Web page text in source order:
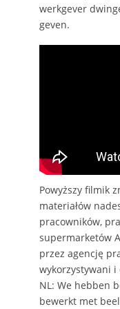
werkgever
geven.
Powyższy filmik
materiałów
pracowników,
supermarketów
przez agencję
wykorzystywani
NL: We hebben
bewerkt met